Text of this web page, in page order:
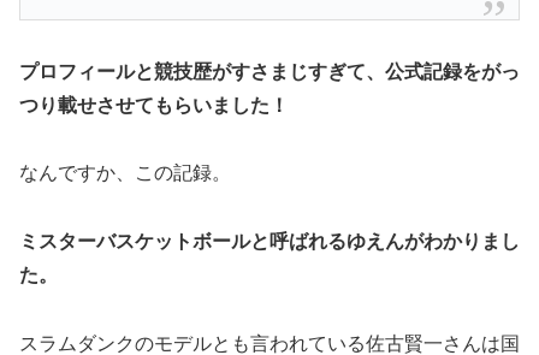
プロフィールと競技歴がすさまじすぎて、公式記録をがっ
つり載せさせてもらいました！
なんですか、この記録。
ミスターバスケットボールと呼ばれるゆえんがわかりまし
た。
スラムダンクのモデルとも言われている佐古賢一さんは国